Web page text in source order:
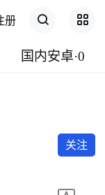
册
国内安卓·0
关注